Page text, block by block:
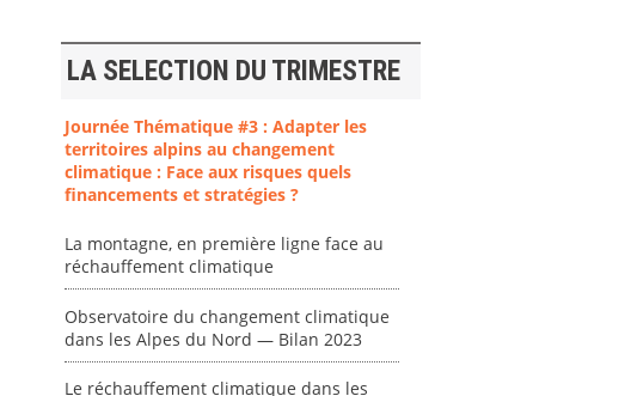
"Changement
climatique en
France - État des
connaissances en
"Plan ministériel
de gestion des
vagues de
chaleur."
"Événements
extrêmes : quels
LA SELECTION DU TRIMESTRE
Journée Thématique #3 : Adapter les
territoires alpins au changement
climatique : Face aux risques quels
financements et stratégies ?
La montagne, en première ligne face au
réchauffement climatique
Observatoire du changement climatique
dans les Alpes du Nord — Bilan 2023
Le réchauffement climatique dans les